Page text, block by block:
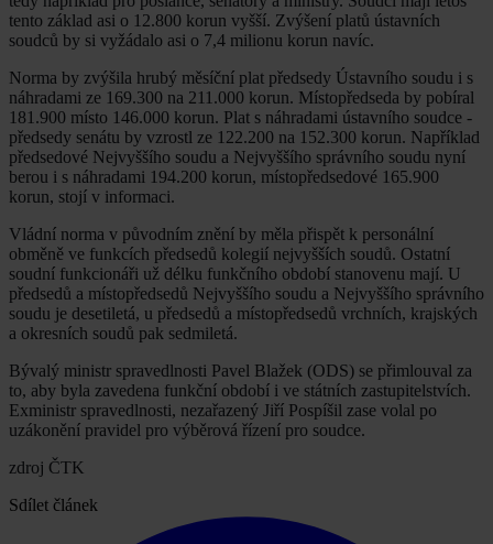
tento základ asi o 12.800 korun vyšší. Zvýšení platů ústavních
soudců by si vyžádalo asi o 7,4 milionu korun navíc.
Norma by zvýšila hrubý měsíční plat předsedy Ústavního soudu i s
náhradami ze 169.300 na 211.000 korun. Místopředseda by pobíral
181.900 místo 146.000 korun. Plat s náhradami ústavního soudce -
předsedy senátu by vzrostl ze 122.200 na 152.300 korun. Například
předsedové Nejvyššího soudu a Nejvyššího správního soudu nyní
berou i s náhradami 194.200 korun, místopředsedové 165.900
korun, stojí v informaci.
Vládní norma v původním znění by měla přispět k personální
obměně ve funkcích předsedů kolegií nejvyšších soudů. Ostatní
soudní funkcionáři už délku funkčního období stanovenu mají. U
předsedů a místopředsedů Nejvyššího soudu a Nejvyššího správního
soudu je desetiletá, u předsedů a místopředsedů vrchních, krajských
a okresních soudů pak sedmiletá.
Bývalý ministr spravedlnosti Pavel Blažek (ODS) se přimlouval za
to, aby byla zavedena funkční období i ve státních zastupitelstvích.
Exministr spravedlnosti, nezařazený Jiří Pospíšil zase volal po
uzákonění pravidel pro výběrová řízení pro soudce.
zdroj ČTK
Sdílet článek